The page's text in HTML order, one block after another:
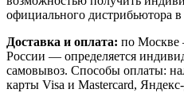
официального дистрибьютора
Доставка и оплата: по Москве
России — определяется
самовывоз. Способы оплаты:
карты Visa и Mastercard,